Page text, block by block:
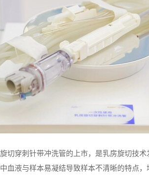
切穿刺针带冲洗管的上市，是乳房旋切技
血液与样本易凝结导致样本不清晰的特点